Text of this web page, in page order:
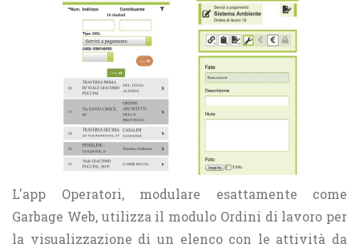
L'app Operatori, modulare esattamente come
Garbage Web, utilizza il modulo Ordini di lavoro per
la visualizzazione di un elenco con le attività da